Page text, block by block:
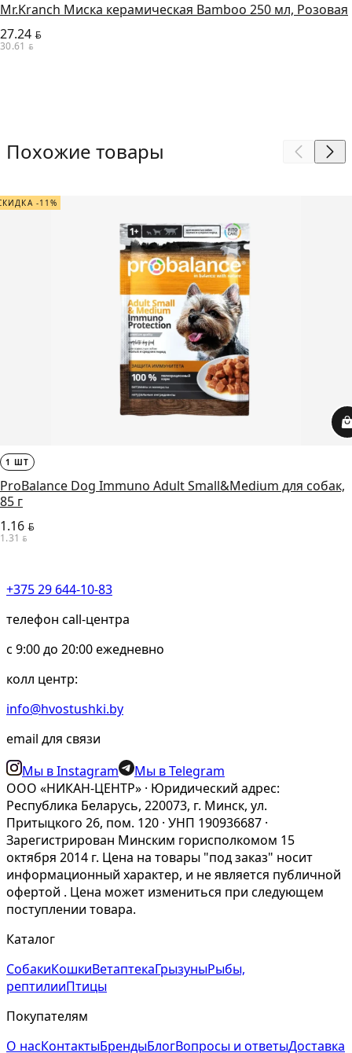
Mr.Kranch Миска керамическая Bamboo 250 мл, Розовая
27.24 BYN
30.61 BYN
Похожие товары
-11%
1 ШТ
ProBalance Dog Immuno Adult Small&Medium для собак,
85 г
1.16 BYN
1.31 BYN
+375 29 644-10-83
телефон call-центра
c 9:00 до 20:00 ежедневно
колл центр:
info@hvostushki.by
email для связи
Мы в Instagram
Мы в Telegram
ООО «НИКАН-ЦЕНТР» · Юридический адрес:
Республика Беларусь, 220073, г. Минск, ул.
Притыцкого 26, пом. 120 · УНП 190936687 ·
Зарегистрирован Минским горисполкомом 15
октября 2014 г. Цена на товары "под заказ" носит
информационный характер, и не является публичной
офертой . Цена может измениться при следующем
поступлении товара.
Каталог
СобакиКошкиВетаптекаГрызуныРыбы,
рептилииПтицы
Покупателям
О насКонтактыБрендыБлогВопросы и ответыДоставка